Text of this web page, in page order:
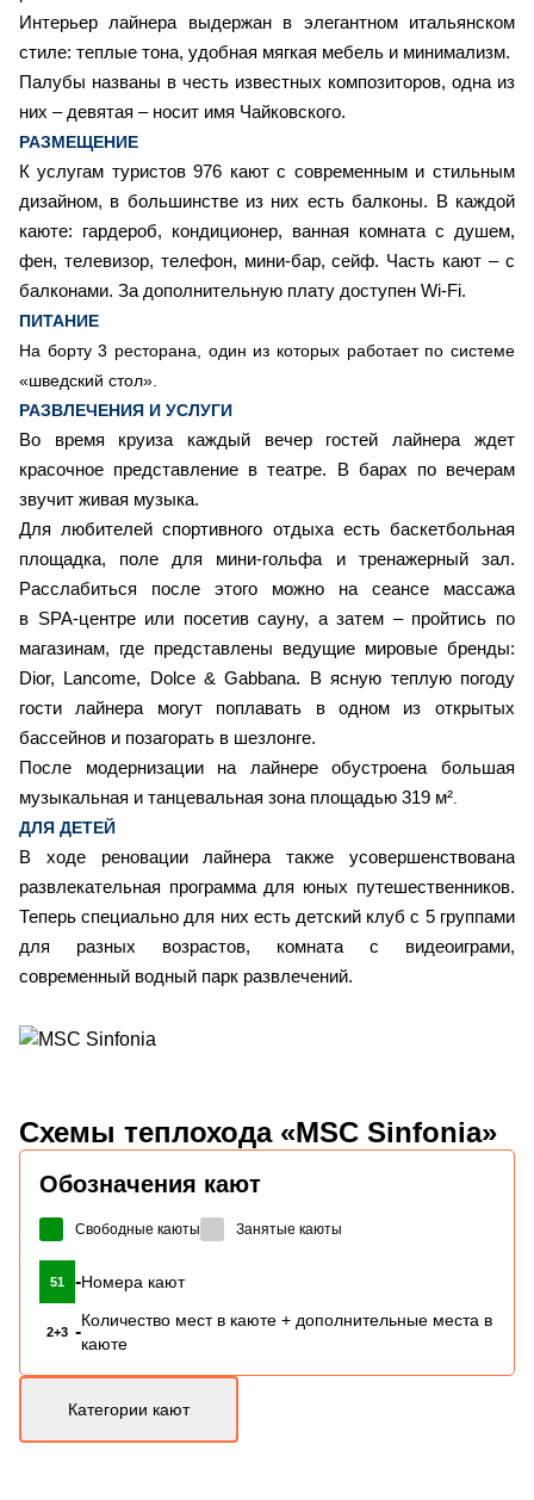
Интерьер лайнера выдержан в элегантном итальянском
стиле: теплые тона, удобная мягкая мебель и минимализм.
Палубы названы в честь известных композиторов, одна из
них – девятая – носит имя Чайковского.
РАЗМЕЩЕНИЕ
К услугам туристов 976 кают с современным и стильным
дизайном, в большинстве из них есть балконы. В каждой
каюте: гардероб, кондиционер, ванная комната с душем,
фен, телевизор, телефон, мини-бар, сейф. Часть кают – с
балконами. За дополнительную плату доступен Wi-Fi.
ПИТАНИЕ
На борту 3 ресторана, один из которых работает по системе
«шведский стол».
РАЗВЛЕЧЕНИЯ И УСЛУГИ
Во время круиза каждый вечер гостей лайнера ждет
красочное представление в театре. В барах по вечерам
звучит живая музыка.
Для любителей спортивного отдыха есть баскетбольная
площадка, поле для мини-гольфа и тренажерный зал.
Расслабиться после этого можно на сеансе массажа
в SPA-центре или посетив сауну, а затем – пройтись по
магазинам, где представлены ведущие мировые бренды:
Dior, Lancome, Dolce & Gabbana. В ясную теплую погоду
гости лайнера могут поплавать в одном из открытых
бассейнов и позагорать в шезлонге.
После модернизации на лайнере обустроена большая
музыкальная и танцевальная зона площадью 319 м²
ДЛЯ ДЕТЕЙ
В ходе реновации лайнера также усовершенствована
развлекательная программа для юных путешественников.
Теперь специально для них есть детский клуб с 5 группами
для разных возрастов, комната с видеоиграми,
современный водный парк развлечений.
Схемы теплохода «MSC Sinfonia»
Обозначения кают
Свободные каюты Занятые каюты
51 -Номера кают
2+3 -
Количество мест в каюте + дополнительные места в
каюте
Категории кают